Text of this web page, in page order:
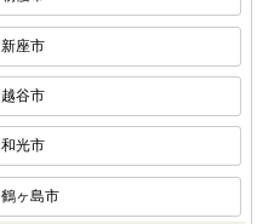
新座市
越谷市
和光市
鶴ヶ島市